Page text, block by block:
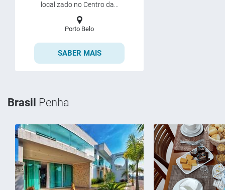
localizado no Centro da...
Porto Belo
SABER MAIS
Brasil Penha